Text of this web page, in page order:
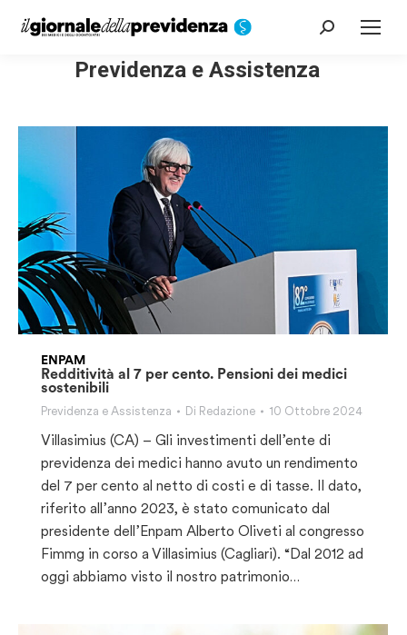
Cerca:
Previdenza e Assistenza
ENPAM
Redditività al 7 per cento. Pensioni dei medici
sostenibili
Previdenza e Assistenza Di Redazione 10 Ottobre 2024
Villasimius (CA) – Gli investimenti dell’ente di
previdenza dei medici hanno avuto un rendimento
del 7 per cento al netto di costi e di tasse. Il dato,
riferito all’anno 2023, è stato comunicato dal
presidente dell’Enpam Alberto Oliveti al congresso
Fimmg in corso a Villasimius (Cagliari). “Dal 2012 ad
oggi abbiamo visto il nostro patrimonio…